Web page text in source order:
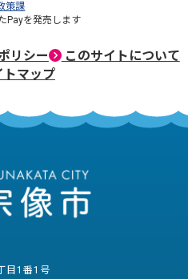
策課
Payを発売します
リシー
このサイトについて
マップ
目1番1号